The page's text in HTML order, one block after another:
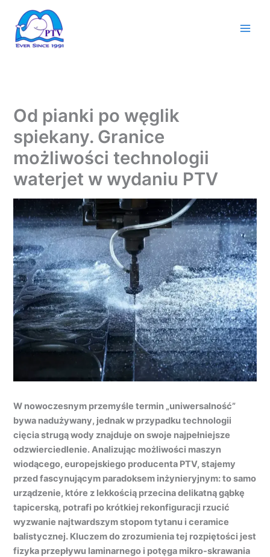
treści
Od pianki po węglik
spiekany. Granice
możliwości technologii
waterjet w wydaniu PTV
W nowoczesnym przemyśle termin „uniwersalność”
bywa nadużywany, jednak w przypadku technologii
cięcia strugą wody znajduje on swoje najpełniejsze
odzwierciedlenie. Analizując możliwości maszyn
wiodącego, europejskiego producenta PTV, stajemy
przed fascynującym paradoksem inżynieryjnym: to samo
urządzenie, które z lekkością przecina delikatną gąbkę
tapicerską, potrafi po krótkiej rekonfiguracji rzucić
wyzwanie najtwardszym stopom tytanu i ceramice
balistycznej. Kluczem do zrozumienia tej rozpiętości jest
fizyka przepływu laminarnego i potęga mikro-skrawania